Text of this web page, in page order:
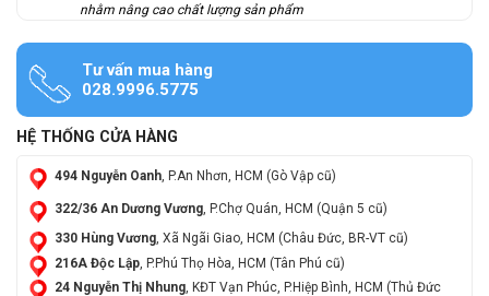
nhằm nâng cao chất lượng sản phẩm
Tư vấn mua hàng
028.9996.5775
HỆ THỐNG CỬA HÀNG
494 Nguyễn Oanh , P.An Nhơn, HCM (Gò Vập cũ)
322/36 An Dương Vương , P.Chợ Quán, HCM (Quận 5 cũ)
330 Hùng Vương, Xã Ngãi Giao, HCM (Châu Đức, BR-VT cũ)
216A Độc Lập , P.Phú Thọ Hòa, HCM (Tân Phú cũ)
24 Nguyễn Thị Nhung, KĐT Vạn Phúc, P.Hiệp Bình, HCM (Thủ Đức